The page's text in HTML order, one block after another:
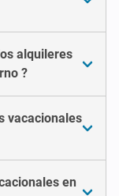
alquileres
?
vacacionales
en